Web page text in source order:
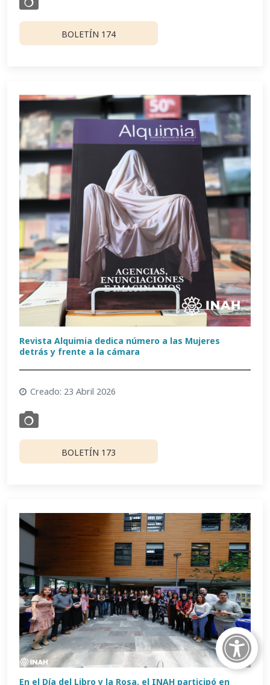
BOLETÍN 174
Revista Alquimia dedica número a las Mujeres
detrás y frente a la cámara
Creado: 23 Abril 2026
BOLETÍN 173
En el Día del Libro y la Rosa, el INAH participó en